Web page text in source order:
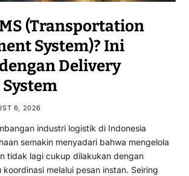
(Transportation
System)? Ini
Delivery
6, 2026
industri logistik di Indonesia
semakin menyadari bahwa mengelola
tidak lagi cukup dilakukan dengan
melalui pesan instan. Seiring